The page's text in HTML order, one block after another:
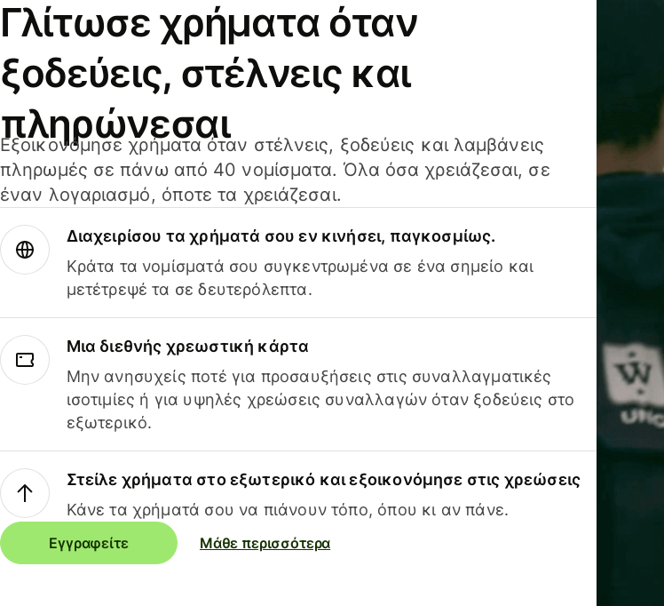
Γλίτωσε χρήματα όταν
ξοδεύεις, στέλνεις και
πληρώνεσαι
Εξοικονόμησε χρήματα όταν στέλνεις, ξοδεύεις και λαμβάνεις
πληρωμές σε πάνω από 40 νομίσματα. Όλα όσα χρειάζεσαι, σε
έναν λογαριασμό, όποτε τα χρειάζεσαι.
Διαχειρίσου τα χρήματά σου εν κινήσει, παγκοσμίως.
Κράτα τα νομίσματά σου συγκεντρωμένα σε ένα σημείο και
μετέτρεψέ τα σε δευτερόλεπτα.
Μια διεθνής χρεωστική κάρτα
Μην ανησυχείς ποτέ για προσαυξήσεις στις συναλλαγματικές
ισοτιμίες ή για υψηλές χρεώσεις συναλλαγών όταν ξοδεύεις στο
εξωτερικό.
Στείλε χρήματα στο εξωτερικό και εξοικονόμησε στις χρεώσεις
Κάνε τα χρήματά σου να πιάνουν τόπο, όπου κι αν πάνε.
Εγγραφείτε Μάθε περισσότερα